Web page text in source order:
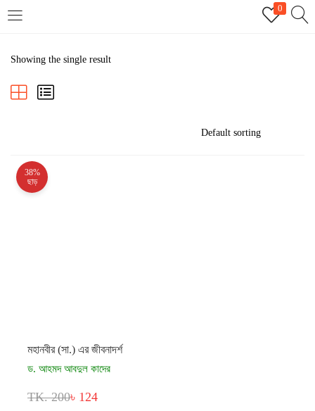
0
REGISTER
Showing the single result
38%
ছাড়
মহানবীর (সা.) এর জীবনাদর্শ
ড. আহমদ আবদুল কাদের
TK. 200৳ 124